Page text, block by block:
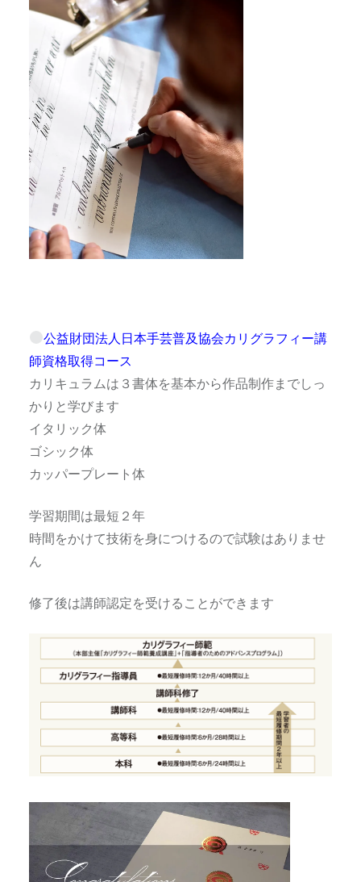
公益財団法人日本手芸普及協会カリグラフィー講
師資格取得コース
カリキュラムは３書体を基本から作品制作までしっ
かりと学びます
イタリック体
ゴシック体
カッパープレート体
学習期間は最短２年
時間をかけて技術を身につけるので試験はありませ
ん
修了後は講師認定を受けることができます